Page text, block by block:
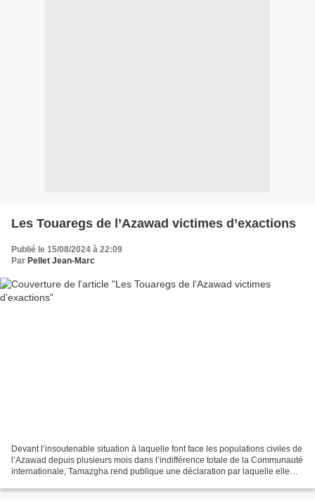
Les Touaregs de l’Azawad victimes d’exactions
Publié le 15/08/2024 à 22:09
Par Pellet Jean-Marc
Devant l’insoutenable situation à laquelle font face les populations civiles de
l’Azawad depuis plusieurs mois dans l’indifférence totale de la Communauté
internationale, Tamazgha rend publique une déclaration par laquelle elle